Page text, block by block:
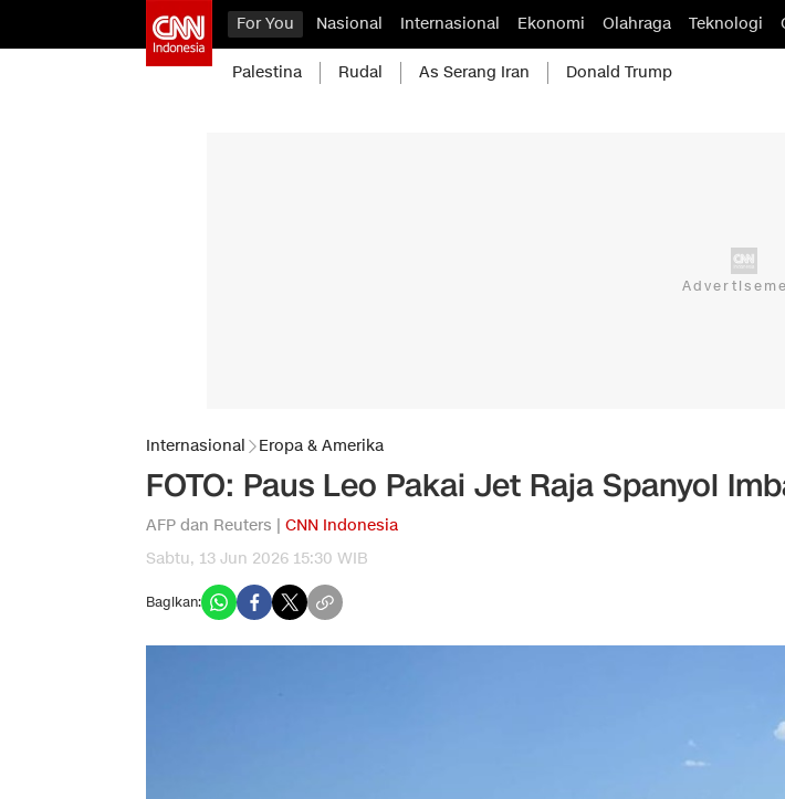
For You Nasional Internasional Ekonomi Olahraga Teknologi
Palestina Rudal As Serang Iran Donald Trump
Internasional Eropa & Amerika
FOTO: Paus Leo Pakai Jet Raja Spanyol
AFP dan Reuters | CNN Indonesia
Sabtu, 13 Jun 2026 15:30 WIB
Bagikan: